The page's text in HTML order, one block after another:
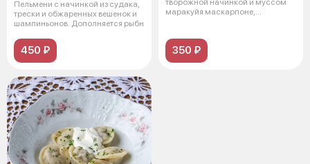
Пельмени с начинкой из судака,
трески и обжаренных вешенок и
шампиньонов. Дополняется рыбн
450 ₽
творожной начинкой и муссом
маракуйя маскарпоне,
350 ₽